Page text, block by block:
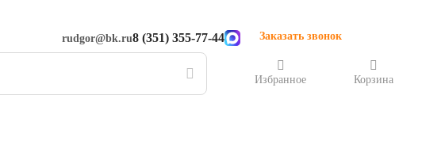
rudgor@bk.ru8 (351) 355-77-44 Заказать звонок
Избранное Корзина